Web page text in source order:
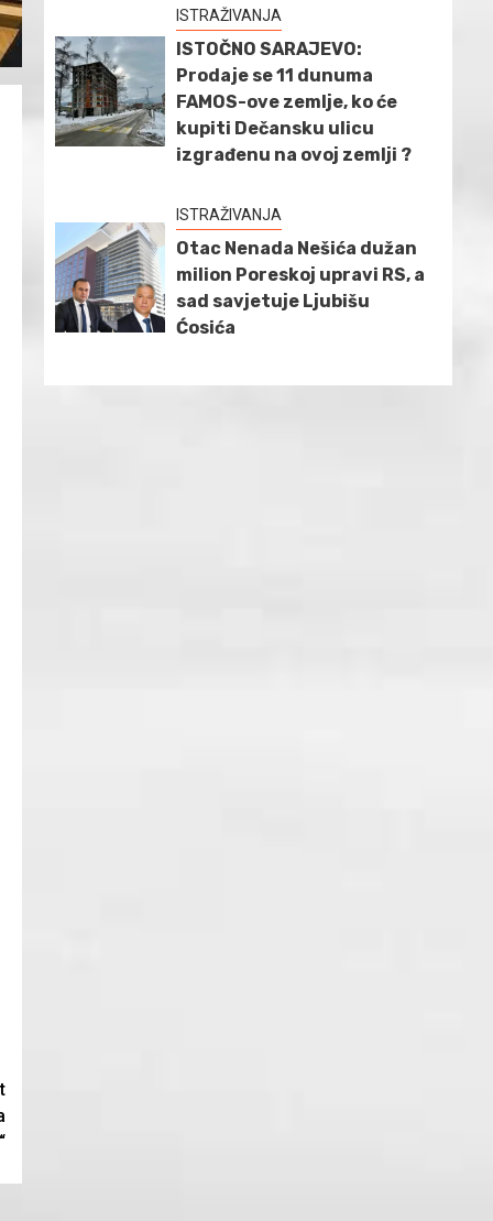
ISTRAŽIVANJA
ISTOČNO SARAJEVO:
Prodaje se 11 dunuma
FAMOS-ove zemlje, ko će
kupiti Dečansku ulicu
izgrađenu na ovoj zemlji ?
ISTRAŽIVANJA
Otac Nenada Nešića dužan
milion Poreskoj upravi RS, a
sad savjetuje Ljubišu
Ćosića